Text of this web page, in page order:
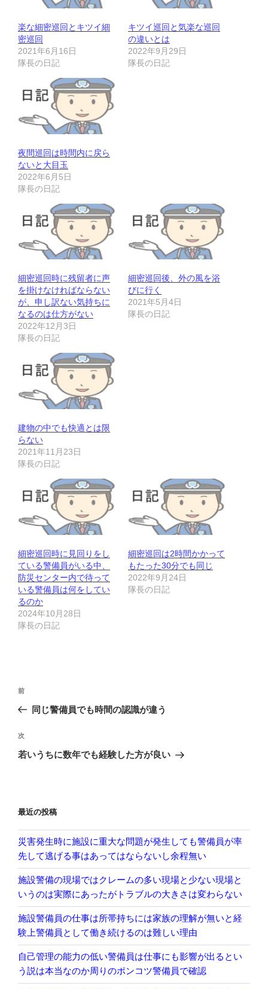
楽な細密巡回とキツイ細
密巡回
2021年6月16日
隊長の日記
キツイ巡回と気楽な巡回
の違いとは
2022年9月29日
隊長の日記
夜間巡回は時間内に戻ら
ないと大目玉
2022年6月5日
隊長の日記
細密巡回時に残留者に声
を掛けなければならない
が、申し訳ない気持ちに
なるのは仕方がない
2022年12月3日
隊長の日記
細密巡回後、外の風を浴
びに行く
2021年5月4日
隊長の日記
建物の中でも快適とは限
らない
2021年11月23日
隊長の日記
細密巡回時に見回りをし
ている警備員がいる中、
防災センター内で待って
いる警備員は何をしてい
るのか
2024年10月28日
隊長の日記
細密巡回は2時間かかって
もたった30分でも同じ
2022年9月24日
隊長の日記
投
ナ
ビ
ゲ
ン
前
の
稿
前
同じ警備員でも時間の認識が違う
次
の
次
若いうちに数年でも経験した方が良い
最近の投稿
災害発生時に施設に重大な問題が発生しても警備員が率
先して逃げる事はあってはならないし余程無い
施設警備の現場ではクレームの多い現場と少ない現場と
いうのは実際にあったがトラブルの大きさは変わらない
施設警備員の仕事は所帯持ちには家族の理解が無いと経
験上警備員として働き続けるのは難しい理由
自己管理の能力の低い警備員は仕事にも影響が出るとい
う説は本当なのか周りのポンコツ警備員で確認